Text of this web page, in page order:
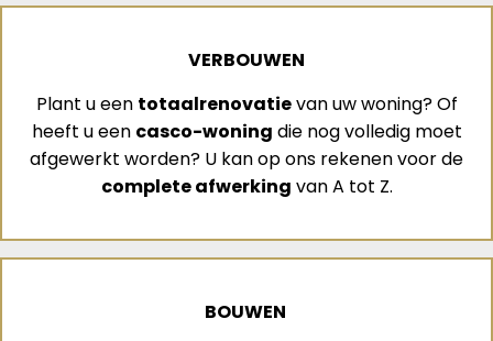
VERBOUWEN
Plant u een totaalrenovatievan uw woning? Of
heeft u een casco-woning die nog volledig moet
afgewerkt worden? U kan op ons rekenen voor de
complete afwerking van A tot Z.
BOUWEN